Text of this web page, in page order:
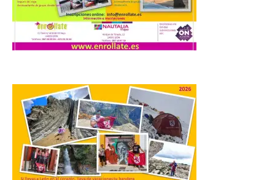
Castle Food combina la
música en directo con
food trucks y tiendas de
sigue adelante con su calendario de
eventos veraniegos para este año 2026.
[…]
La Comisión actualiza su
programa insignia de